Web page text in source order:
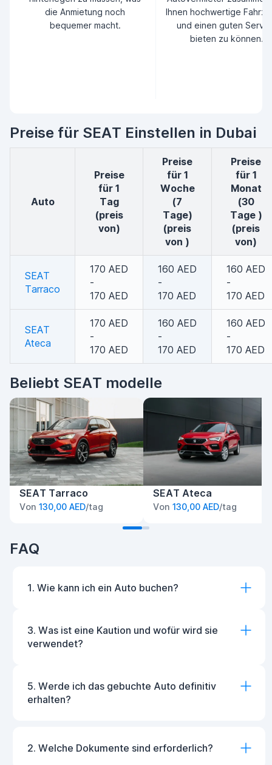
die Anmietung noch
bequemer macht.
Ihnen hochwertige
und einen guten
bieten zu können.
Preise für SEAT Einstellen in Dubai
auto
Preise
für 1
Tag
(preis
von)
Preise
für 1
Woche
(7
Tage)
(preis
von )
Preise
für 1
Monat
(30
Tage )
(preis
von)
SEAT
Tarraco
170 AED
-
170 AED
160 AED
-
170 AED
160 AED
-
170 AED
SEAT
Ateca
170 AED
-
170 AED
160 AED
-
170 AED
160 AED
-
170 AED
Beliebt SEAT modelle
SEAT Tarraco
Von 130,00 AED/tag
SEAT Ateca
Von 130,00 AED/tag
FAQ
1. Wie kann ich ein Auto buchen?
3. Was ist eine Kaution und wofür wird sie
verwendet?
5. Werde ich das gebuchte Auto definitiv
erhalten?
2. Welche Dokumente sind erforderlich?